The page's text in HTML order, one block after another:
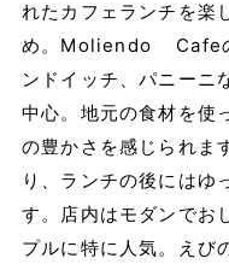
れたカフェランチを楽
め。Moliendo Cafeの
ンドイッチ、パニーニ
中心。地元の食材を使
の豊かさを感じられま
り、ランチの後にはゆ
す。店内はモダンでお
プルに特に人気。えび